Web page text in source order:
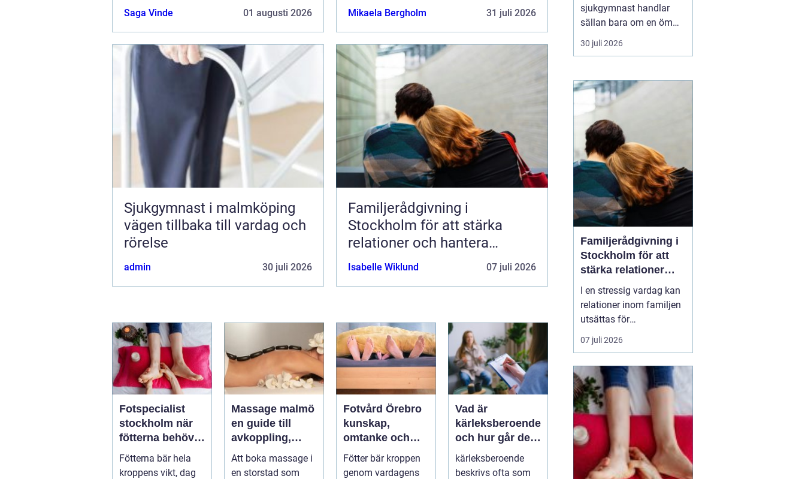
Saga Vinde 01 augusti 2026 Mikaela Bergholm 31 juli 2026
Sjukgymnast i malmköping
vägen tillbaka till vardag och
rörelse
admin 30 juli 2026
Familjerådgivning i
Stockholm för att stärka
relationer och hantera
utmaningar
Isabelle Wiklund 07 juli 2026
Fotspecialist
stockholm när
fötterna behöver
mer än vila
Fötterna bär hela
kroppens vikt, dag
Massage malmö
en guide till
avkoppling,
hälsa och
välmående
Att boka massage i
en storstad som
Fotvård Örebro
kunskap,
omtanke och
friska fötter året
Fötter bär kroppen
genom vardagens
Vad är
kärleksberoende
och hur går det
att bryta
mönstret?
kärleksberoende
beskrivs ofta som
sjukgymnast handlar
sällan bara om en öm
muskel eller en stel
nacke. För många
kunna arbeta, orka med
vardagen, fortsätta med
sin idrott eller behålla
självständighet efter en
skada eller sjukdom. I en
mindre ...
30 juli 2026
Familjerådgivning i
Stockholm för att
stärka relationer
och hantera
utmaningar
I en stressig vardag kan
relationer inom familjen
utsättas för
påfrestningar och
konflikter.
Stockholm erbjuder stöd
och verktyg för a...
07 juli 2026